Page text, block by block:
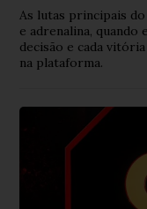
As lutas principais
e adrenalina, quando
decisão e cada
na plataforma.